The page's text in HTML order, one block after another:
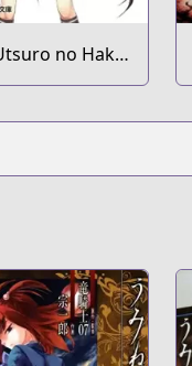
no Hako
Zero no